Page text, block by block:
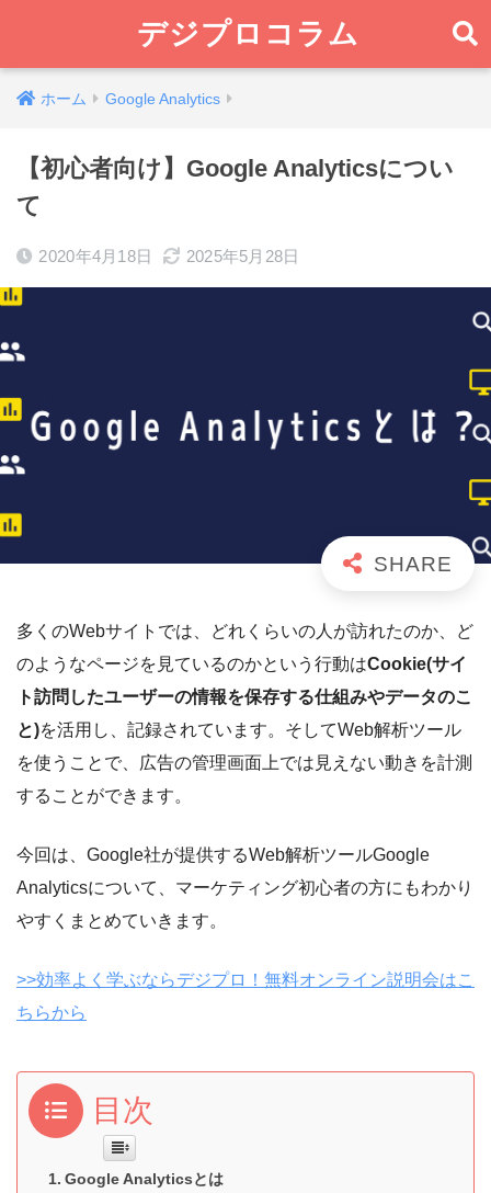
デジプロコラム
ホーム Google Analytics
【初心者向け】Google Analyticsについ
て
2020年4月18日 2025年5月28日
多くのWebサイトでは、どれくらいの人が訪れたのか、ど
のようなページを見ているのかという行動はCookie(サイ
ト訪問したユーザーの情報を保存する仕組みやデータのこ
と)を活用し、記録されています。そしてWeb解析ツール
を使うことで、広告の管理画面上では見えない動きを計測
することができます。
今回は、Google社が提供するWeb解析ツールGoogle
Analyticsについて、マーケティング初心者の方にもわかり
やすくまとめていきます。
>>効率よく学ぶならデジプロ！無料オンライン説明会はこ
ちらから
目次
Google Analyticsとは